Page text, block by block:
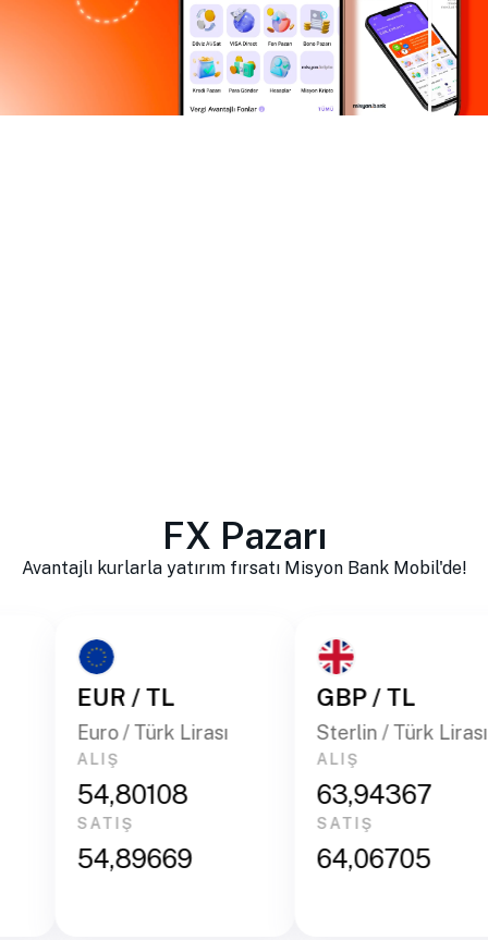
FX Pazarı
Avantajlı kurlarla yatırım fırsatı Misyon Bank Mobil'de!
EUR / TL
Euro / Türk Lirası
54,80108
SATIŞ
54,89669
GBP / TL
Sterlin / Türk Lirası
63,94367
SATIŞ
64,06705